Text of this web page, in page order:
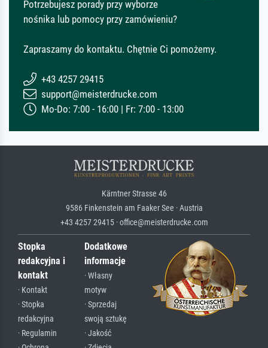
Potrzebujesz porady przy wyborze
nośnika lub pomocy przy zamówieniu?
Zapraszamy do kontaktu. Chętnie Ci pomożemy.
+43 4257 29415
support@meisterdrucke.com
Mo-Do: 7:00 - 16:00 | Fr: 7:00 - 13:00
Kärntner Strasse 46
9586 Finkenstein am Faaker See · Austria
+43 4257 29415 · office@meisterdrucke.com
Stopka
redakcyjna i
kontakt
· Kontakt
· Stopka
redakcyjna
· Regulamin
Dodatkowe
informacje
· Własny
motyw
· Sprzedaj
swoją sztukę
· Jakość